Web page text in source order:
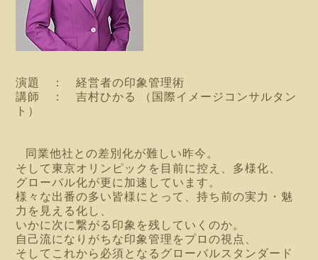
演題 ： 経営者の印象管理術
講師 ： 吉村ひかる （国際イメージコンサルタン
ト）
同業他社との差別化が難しい昨今。
そして東京オリンピックを目前に控え、多様化、
グローバル化が更に加速しています。
様々な出番の多い皆様にとって、持ち前の実力・魅
力を見える化し、
いかに次に繋がる印象を残していくのか。
自己流になりがちな印象管理をプロの視点、
そ してこれから必須となるグローバルスタンダード